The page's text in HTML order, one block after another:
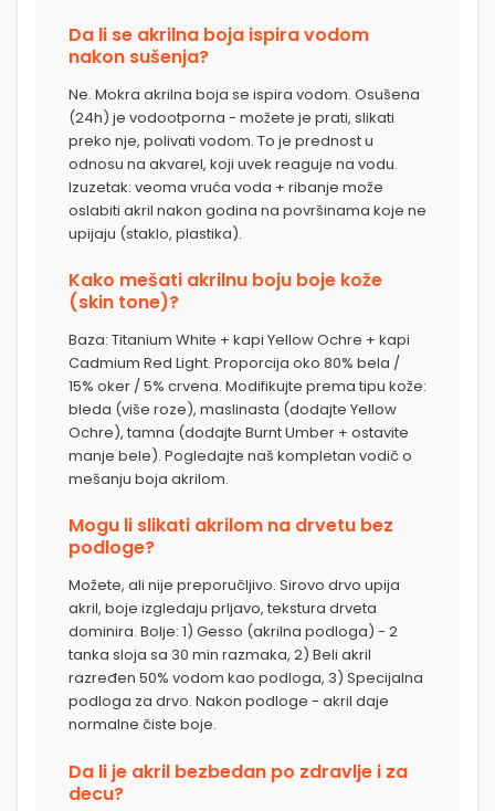
Da li se akrilna boja ispira vodom
nakon sušenja?
Ne. Mokra akrilna boja se ispira vodom. Osušena
(24h) je vodootporna - možete je prati, slikati
preko nje, polivati vodom. To je prednost u
odnosu na akvarel, koji uvek reaguje na vodu.
Izuzetak: veoma vruća voda + ribanje može
oslabiti akril nakon godina na površinama koje ne
upijaju (staklo, plastika).
Kako mešati akrilnu boju boje kože
(skin tone)?
Baza: Titanium White + kapi Yellow Ochre + kapi
Cadmium Red Light. Proporcija oko 80% bela /
15% oker / 5% crvena. Modifikujte prema tipu kože:
bleda (više roze), maslinasta (dodajte Yellow
Ochre), tamna (dodajte Burnt Umber + ostavite
manje bele). Pogledajte naš kompletan vodič o
mešanju boja akrilom.
Mogu li slikati akrilom na drvetu bez
podloge?
Možete, ali nije preporučljivo. Sirovo drvo upija
akril, boje izgledaju prljavo, tekstura drveta
dominira. Bolje: 1) Gesso (akrilna podloga) - 2
tanka sloja sa 30 min razmaka, 2) Beli akril
razređen 50% vodom kao podloga, 3) Specijalna
podloga za drvo. Nakon podloge - akril daje
normalne čiste boje.
Da li je akril bezbedan po zdravlje i za
decu?